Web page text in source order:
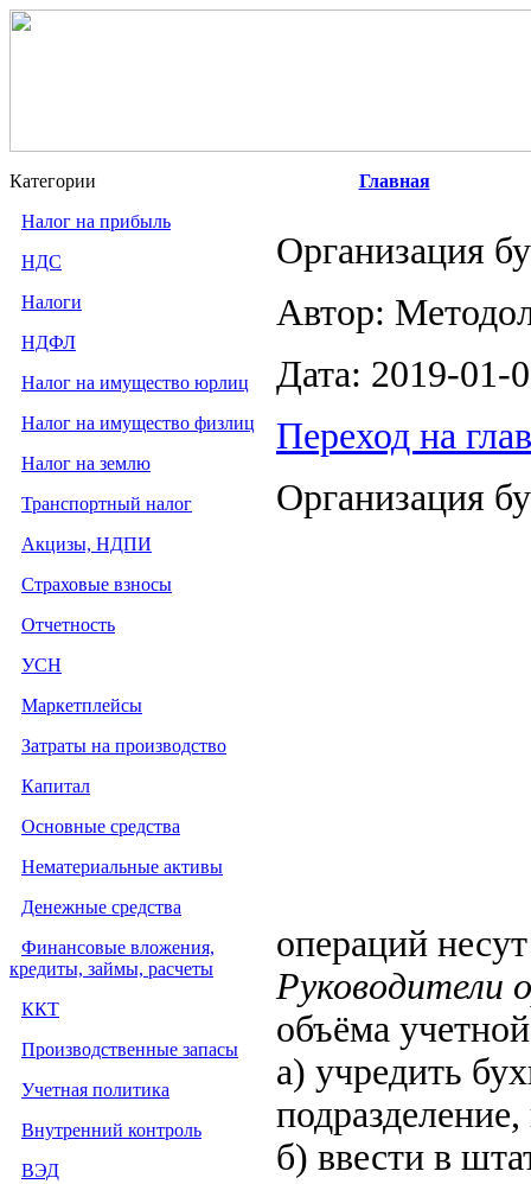
Категории
Налог на прибыль
НДС
Налоги
НДФЛ
Налог на имущество юрлиц
Налог на имущество физлиц
Налог на землю
Транспортный налог
Акцизы, НДПИ
Страховые взносы
Отчетность
УСН
Маркетплейсы
Затраты на производство
Капитал
Основные средства
Нематериальные активы
Денежные средства
Финансовые вложения,
кредиты, займы, расчеты
ККТ
Производственные запасы
Учетная политика
Внутренний контроль
ВЭД
Главная
Организация
Автор:
Дата: 2019-01-
Переход на
Организация
операций
Руководители
объёма
а) учредить
б) ввести в